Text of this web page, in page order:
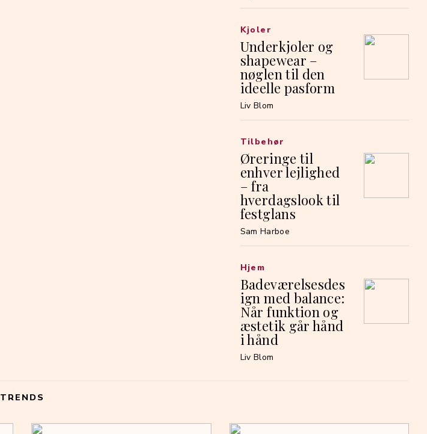
Underkjoler og
shapewear –
nøglen til den
ideelle pasform
Kjoler
Liv Blom
Øreringe til
enhver lejlighed
– fra
hverdagslook til
festglans
Tilbehør
Sam Harboe
Badeværelsesdes
ign med balance:
Når funktion og
æstetik går hånd
i hånd
Hjem
Liv Blom
TRENDS